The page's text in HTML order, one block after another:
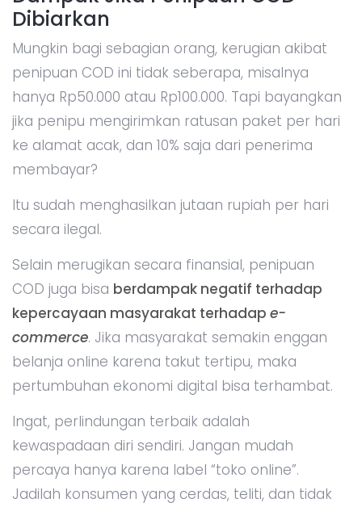
Dibiarkan
Mungkin bagi sebagian orang, kerugian akibat
penipuan COD ini tidak seberapa, misalnya
hanya Rp50.000 atau Rp100.000. Tapi bayangkan
jika penipu mengirimkan ratusan paket per hari
ke alamat acak, dan 10% saja dari penerima
membayar?
Itu sudah menghasilkan jutaan rupiah per hari
secara ilegal.
Selain merugikan secara finansial, penipuan
COD juga bisa berdampak negatif terhadap
kepercayaan masyarakat terhadap e-
commerce. Jika masyarakat semakin enggan
belanja online karena takut tertipu, maka
pertumbuhan ekonomi digital bisa terhambat.
Ingat, perlindungan terbaik adalah
kewaspadaan diri sendiri. Jangan mudah
percaya hanya karena label “toko online”.
Jadilah konsumen yang cerdas, teliti, dan tidak